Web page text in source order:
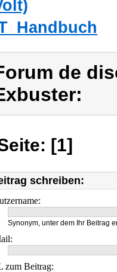
de
[1]
schreiben:
Synonym, unter dem Ihr Beitrag
zum Beitrag: